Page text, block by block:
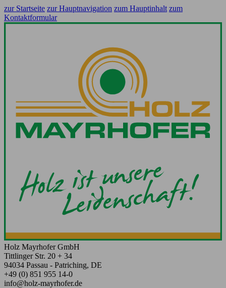
zur Startseite zur Hauptnavigation zum Hauptinhalt zum
Kontaktformular
Holz Mayrhofer GmbH
Tittlinger Str. 20 + 34
94034 Passau - Patriching, DE
+49 (0) 851 955 14-0
info@holz-mayrhofer.de